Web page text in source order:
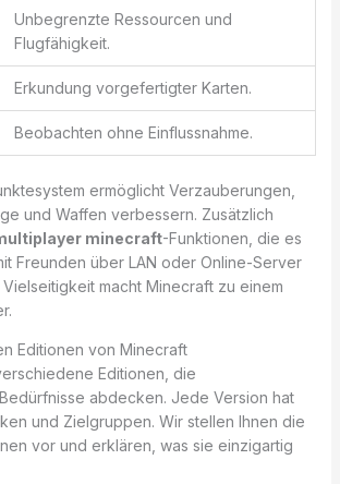
Unbegrenzte Ressourcen und
Flugfähigkeit.
Erkundung vorgefertigter Karten.
Beobachten ohne Einflussnahme.
ermöglicht Verzauberungen,
und Waffen verbessern. Zusätzlich
minecraft-Funktionen, die es
Freunden über LAN oder Online-Server
macht Minecraft zu einem
Editionen von Minecraft
Editionen, die
abdecken. Jede Version hat
und Zielgruppen. Wir stellen Ihnen die
vor und erklären, was sie einzigartig